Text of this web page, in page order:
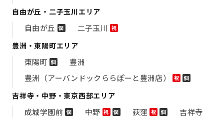
自由が丘・二子玉川エリア
自由が丘 個 二子玉川 祝
豊洲・東陽町エリア
東陽町 個
豊洲
豊洲（アーバンドックららぽーと豊洲店）
祝 個
吉祥寺・中野・東京西部エリア
成城学園前 個 中野 祝 個 荻窪 祝 個
吉祥寺